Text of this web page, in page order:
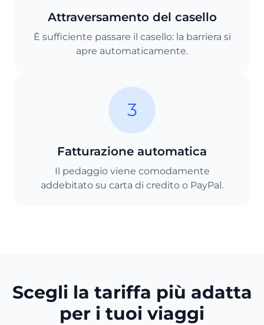
Attraversamento del casello
È sufficiente passare il casello: la barriera si
apre automaticamente.
3
Fatturazione automatica
Il pedaggio viene comodamente
addebitato su carta di credito o PayPal.
Scegli la tariffa più adatta
per i tuoi viaggi